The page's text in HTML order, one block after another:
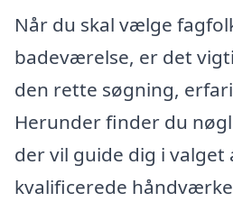
Når du skal vælge
badeværelse, er det
den rette søgning,
Herunder finder du
der vil guide dig i valget
kvalificerede